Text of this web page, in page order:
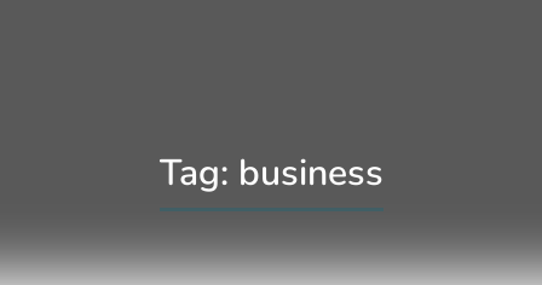
Tag: business